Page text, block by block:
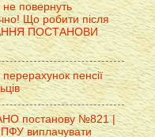
повернуть
Що робити після
ПОСТАНОВИ
пенсії
постанову №821 |
виплачувати